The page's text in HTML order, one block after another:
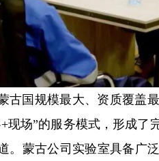
古国规模最大、资质覆盖
现场”的服务模式，形成
。蒙古公司实验室具备广